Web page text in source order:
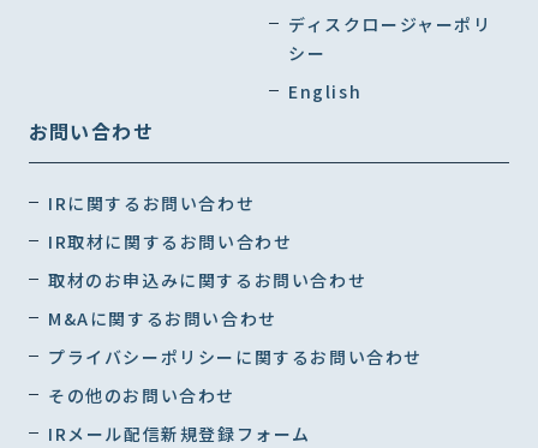
ディスクロージャーポリ
シー
English
お問い合わせ
IRに関するお問い合わせ
IR取材に関するお問い合わせ
取材のお申込みに関するお問い合わせ
M&Aに関するお問い合わせ
プライバシーポリシーに関するお問い合わせ
その他のお問い合わせ
IRメール配信新規登録フォーム